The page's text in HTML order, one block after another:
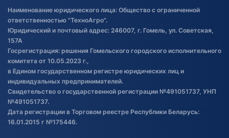
Обработка файлов cookie
Постановка транспорта на учет
Обновления в ЭПТС 2024
Наименование юридического лица: Общество с ограниченной
ответственностью "ТехноАгро".
Юридический и почтовый адрес: 246007, г. Гомель, ул. Советская,
157А
Госрегистрация: решения Гомельского городского исполнительного
комитета от 10.05.2023 г.,
в Едином государственном регистре юридических лиц и
индивидуальных предпринимателей.
Свидетельство о государственной регистрации №491051737, УНП
№491051737.
Дата регистрации в Торговом реестре Республики Беларусь:
16.01.2015 г №175446.